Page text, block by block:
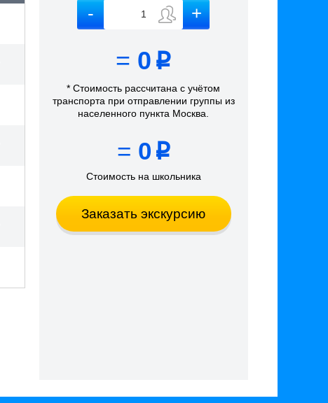
= 0 p
* Стоимость рассчитанас учётом
транспорта при отправлении группы из
населенного пункта Москва
= 0 p
Стоимость на школьника
Заказать экскурсию